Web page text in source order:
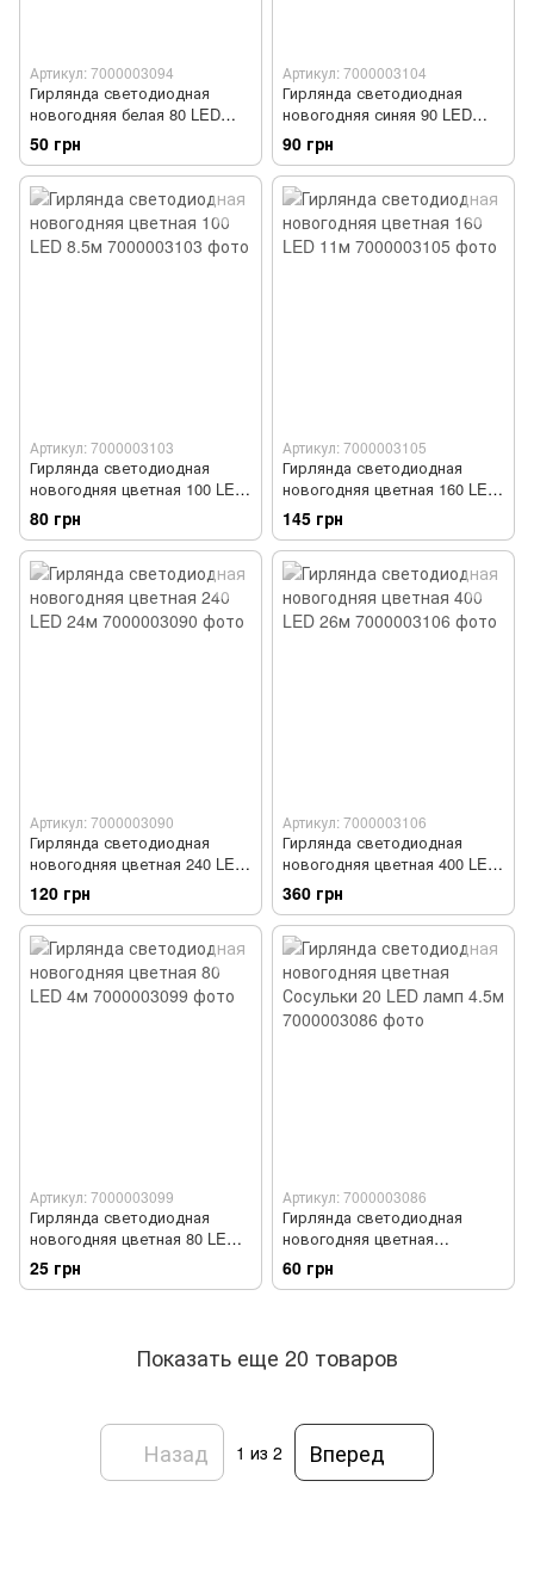
Артикул: 7000003094
Гирлянда светодиодная
новогодняя белая 80 LED
8.5м
50 грн
Артикул: 7000003104
Гирлянда светодиодная
новогодняя синяя 90 LED
7.5м
90 грн
Артикул: 7000003103
Гирлянда светодиодная
новогодняя цветная 100 LED
8.5м
80 грн
Артикул: 7000003105
Гирлянда светодиодная
новогодняя цветная 160 LED
11м
145 грн
Артикул: 7000003090
Гирлянда светодиодная
новогодняя цветная 240 LED
24м
120 грн
Артикул: 7000003106
Гирлянда светодиодная
новогодняя цветная 400 LED
26м
360 грн
Артикул: 7000003099
Гирлянда светодиодная
новогодняя цветная 80 LED
4м
25 грн
Артикул: 7000003086
Гирлянда светодиодная
новогодняя цветная
Сосульки 20 LED ламп 4.5м
60 грн
Показать еще 20 товаров
Назад 1 из 2 Вперед